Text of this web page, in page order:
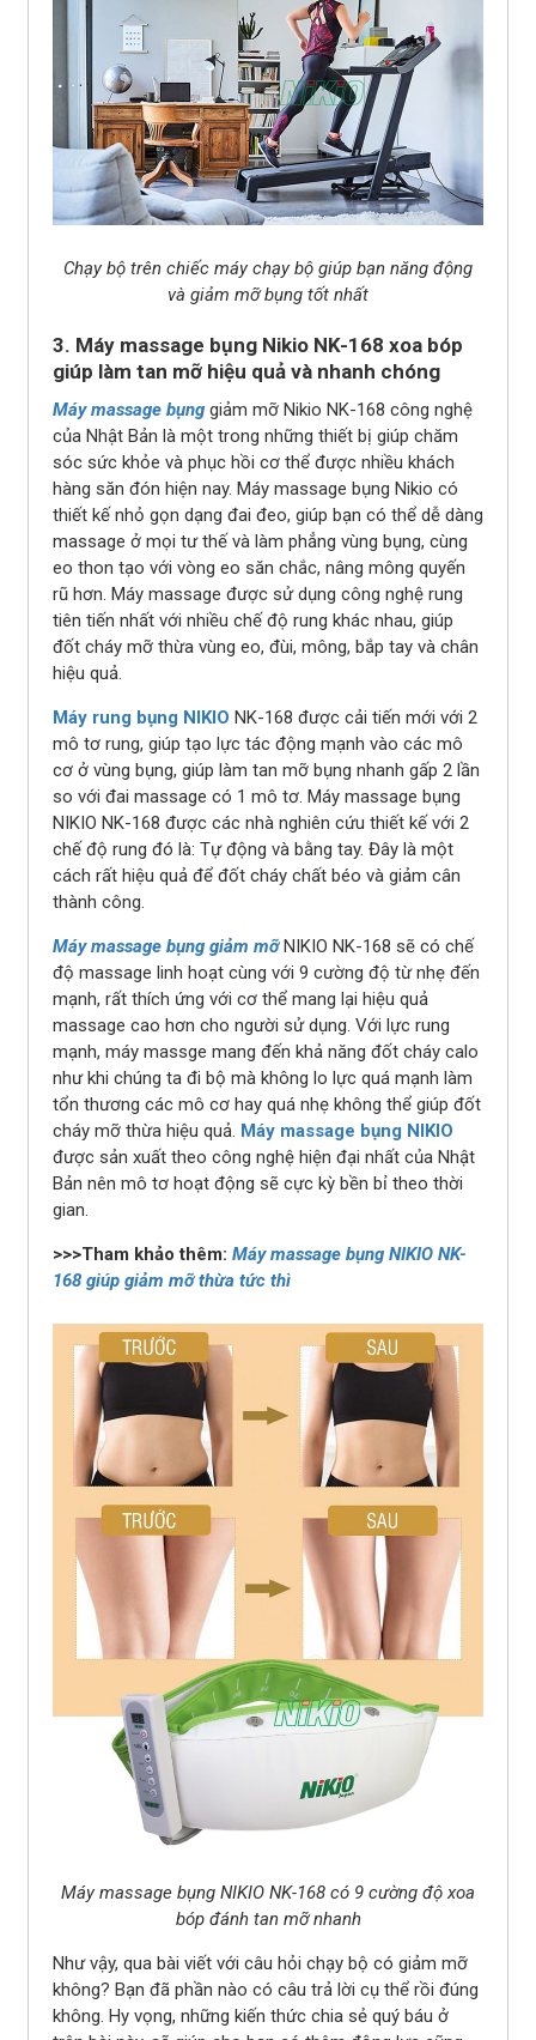
Chạy bộ trên chiếc máy chạy bộ giúp bạn năng động
và giảm mỡ bụng tốt nhất
3. Máy massage bụng Nikio NK-168 xoa bóp
giúp làm tan mỡ hiệu quả và nhanh chóng
Máy massage bụng giảm mỡ Nikio NK-168 công nghệ
của Nhật Bản là một trong những thiết bị giúp chăm
sóc sức khỏe và phục hồi cơ thể được nhiều khách
hàng săn đón hiện nay. Máy massage bụng Nikio có
thiết kế nhỏ gọn dạng đai đeo, giúp bạn có thể dễ dàng
massage ở mọi tư thế và làm phẳng vùng bụng, cùng
eo thon tạo với vòng eo săn chắc, nâng mông quyến
rũ hơn. Máy massage được sử dụng công nghệ rung
tiên tiến nhất với nhiều chế độ rung khác nhau, giúp
đốt cháy mỡ thừa vùng eo, đùi, mông, bắp tay và chân
hiệu quả.
Máy rung bụng NIKIO NK-168 được cải tiến mới với 2
mô tơ rung, giúp tạo lực tác động mạnh vào các mô
cơ ở vùng bụng, giúp làm tan mỡ bụng nhanh gấp 2 lần
so với đai massage có 1 mô tơ. Máy massage bụng
NIKIO NK-168 được các nhà nghiên cứu thiết kế với 2
chế độ rung đó là: Tự động và bằng tay. Đây là một
cách rất hiệu quả để đốt cháy chất béo và giảm cân
thành công.
Máy massage bụng giảm mỡNIKIO NK-168 sẽ có chế
độ massage linh hoạt cùng với 9 cường độ từ nhẹ đến
mạnh, rất thích ứng với cơ thể mang lại hiệu quả
massage cao hơn cho người sử dụng. Với lực rung
mạnh, máy massge mang đến khả năng đốt cháy calo
như khi chúng ta đi bộ mà không lo lực quá mạnh làm
tổn thương các mô cơ hay quá nhẹ không thể giúp đốt
cháy mỡ thừa hiệu quả. Máy massage bụng NIKIO
được sản xuất theo công nghệ hiện đại nhất của Nhật
Bản nên mô tơ hoạt động sẽ cực kỳ bền bỉ theo thời
gian.
>>>Tham khảo thêm: Máy massage bụng NIKIO NK-
168 giúp giảm mỡ thừa tức thì
Máy massage bụng NIKIO NK-168 có 9 cường độ xoa
bóp đánh tan mỡ nhanh
Như vậy, qua bài viết với câu hỏi chạy bộ có giảm mỡ
không? Bạn đã phần nào có câu trả lời cụ thể rồi đúng
không. Hy vọng, những kiến ​​thức chia sẻ quý báu ở